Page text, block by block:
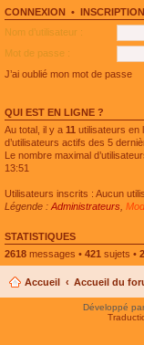
é
c
e
n
t
l
u
s
é
e
u
l
e
l
s
e
n
t
CONNEXION • INSCRIPTION
Nom d’utilisateur :
Mot de passe :
J’ai oublié mon mot de passe
QUI EST EN LIGNE ?
Au total, il y a 11 utilisateurs en
d’utilisateurs actifs des 5
Le nombre maximal
13:51
Utilisateurs inscrits : Aucun
Légende : Administrateurs
STATISTIQUES
2618 messages • 421 sujets •
Accueil Accueil du
Développé